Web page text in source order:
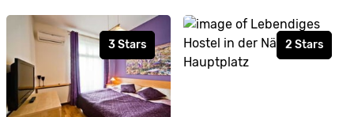
3 Stars 2 Stars